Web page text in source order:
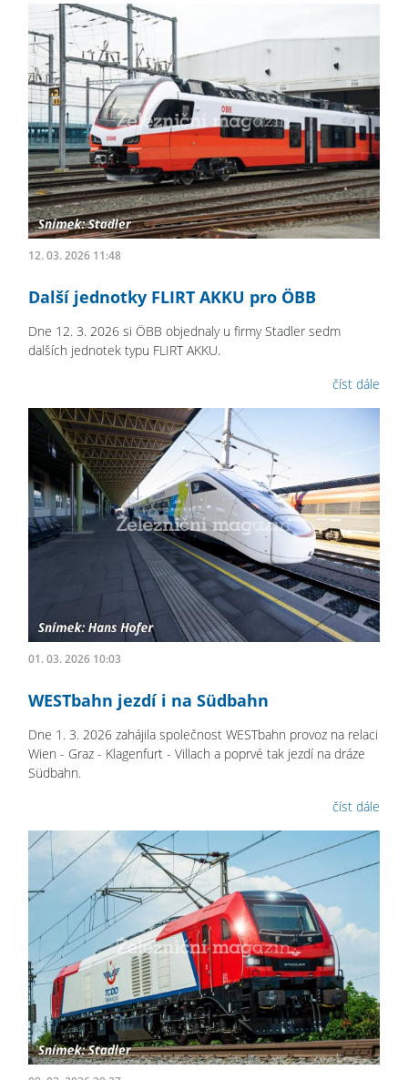
12. 03. 2026 11:48
Další jednotky FLIRT AKKU pro ÖBB
Dne 12. 3. 2026 si ÖBB objednaly u firmy Stadler sedm
dalších jednotek typu FLIRT AKKU.
číst dále
01. 03. 2026 10:03
WESTbahn jezdí i na Südbahn
Dne 1. 3. 2026 zahájila společnost WESTbahn provoz na relaci
Wien - Graz - Klagenfurt - Villach a poprvé tak jezdí na dráze
Südbahn.
číst dále